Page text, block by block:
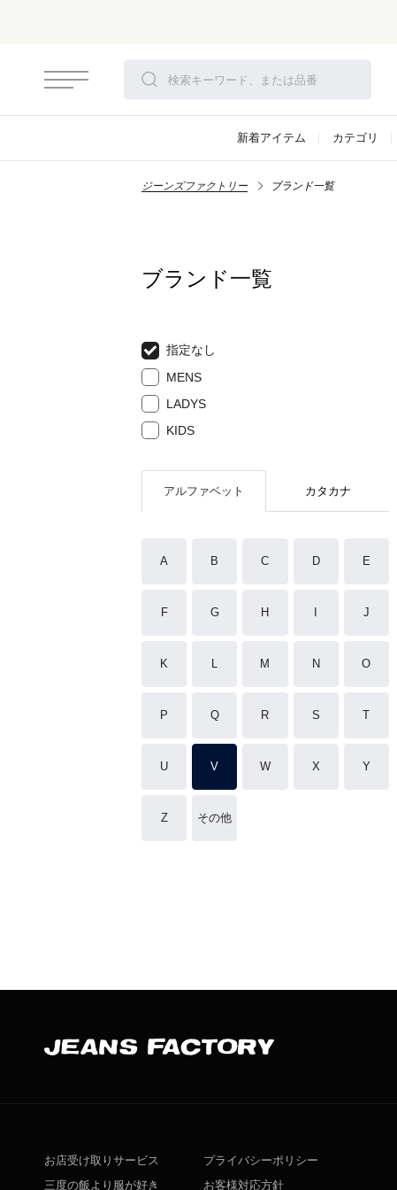
新着アイテム カテゴリ
ジーンズファクトリー ブランド一覧
ブランド一覧
指定なし
MENS
LADYS
KIDS
アルファベット カタカナ
A B C D E
F G H J
K L M N O
P Q R S T
U V W X Y
Z その他
お店受け取りサービス
三度の飯より服が好き
プライバシーポリシー
お客様対応方針